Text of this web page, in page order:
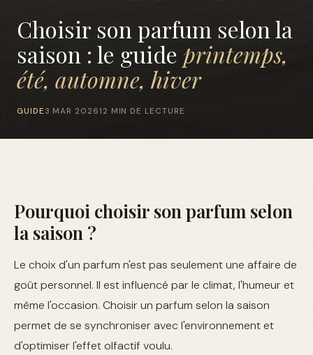
Choisir son parfum selon la
saison : le guide printemps,
été, automne, hiver
GUIDE 3 MAR 202612 MIN DE LECTURE
Pourquoi choisir son parfum selon
la saison ?
Le choix d'un parfum n'est pas seulement une affaire de
goût personnel. Il est influencé par le climat, l'humeur et
même l'occasion. Choisir un parfum selon la saison
permet de se synchroniser avec l'environnement et
d'optimiser l'effet olfactif voulu.